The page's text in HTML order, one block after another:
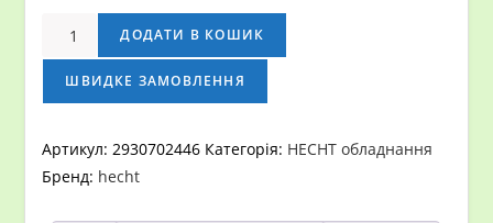
Фільтр
сінокосарки
HECHT587(746001023)
ДОДАТИ В КОШИК
ШВИДКЕ ЗАМОВЛЕННЯ
Артикул:2930702446 Категорія: HECHT обладнання
Бренд: hecht